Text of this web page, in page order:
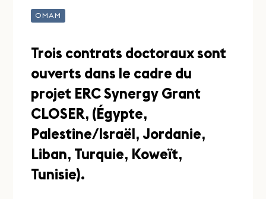
OMAM
Trois contrats doctoraux sont
ouverts dans le cadre du
projet ERC Synergy Grant
CLOSER, (Égypte,
Palestine/Israël, Jordanie,
Liban, Turquie, Koweït,
Tunisie).